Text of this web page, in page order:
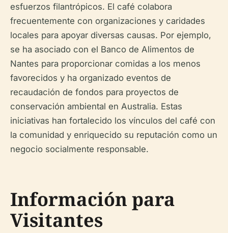
esfuerzos filantrópicos. El café colabora
frecuentemente con organizaciones y caridades
locales para apoyar diversas causas. Por ejemplo,
se ha asociado con el Banco de Alimentos de
Nantes para proporcionar comidas a los menos
favorecidos y ha organizado eventos de
recaudación de fondos para proyectos de
conservación ambiental en Australia. Estas
iniciativas han fortalecido los vínculos del café con
la comunidad y enriquecido su reputación como un
negocio socialmente responsable.
Información para
Visitantes